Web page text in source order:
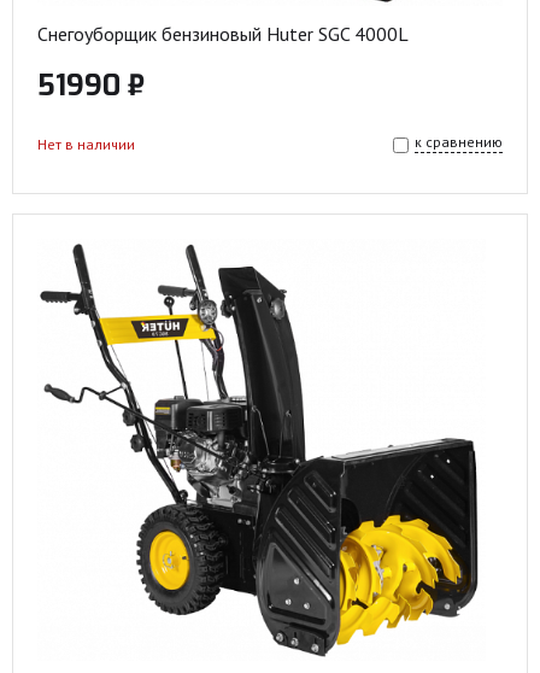
Снегоуборщик бензиновый Huter SGC 4000L
51990 ₽
к сравнению
Нет в наличии